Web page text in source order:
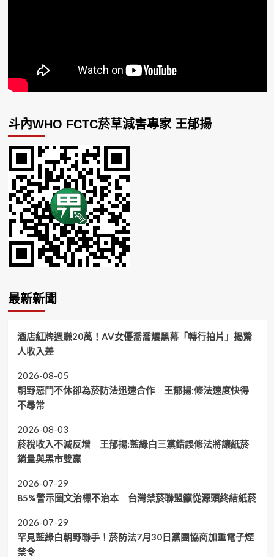
斗內WHO FCTC菸草減害專家 王郁揚
最新新聞
酒店紅牌週賺20萬！AV女優喬喬爆黑幕「轉行拍片」揭驚
人收入差
2026-08-05
朝野惡鬥不休卻為菸防法迅速合作 王郁揚:修法速度快得
不尋常
2026-08-03
菸稅收入不減反增 王郁揚:藍綠白三黨錯誤修法將讓紙菸
銷量與黑市雙贏
2026-07-29
85%警示圖文治標不治本 台灣禁菸聯盟籲從源頭終結紙菸
2026-07-29
罕見藍綠白朝野聯手！菸防法7月30日黨團協商加重電子煙
禁令